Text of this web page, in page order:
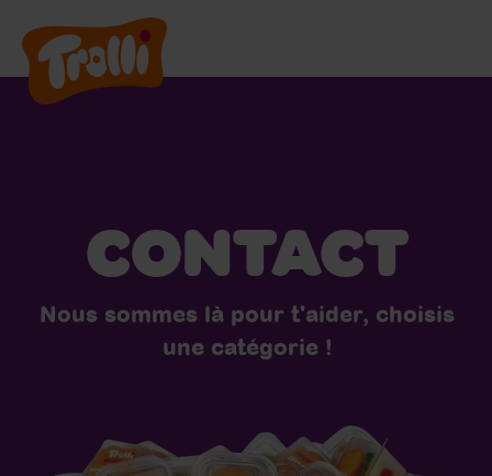
A propos de nous
FR
CONTACT
Nous sommes là pour t'aider, choisis
une catégorie !